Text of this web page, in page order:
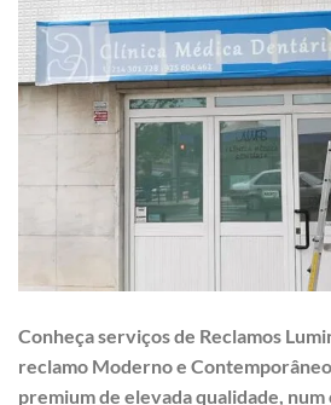
Conheça serviços de Reclamos
reclamo Moderno e
premium de elevada qualidade, num